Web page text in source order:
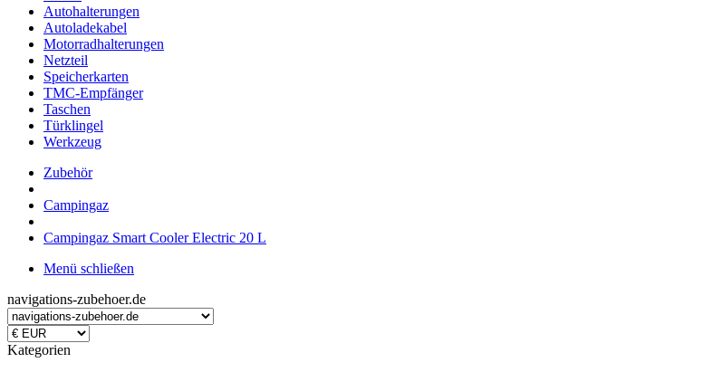
Autohalterungen
Autoladekabel
Motorradhalterungen
Netzteil
Speicherkarten
TMC-Empfänger
Taschen
Türklingel
Werkzeug
Zubehör
Campingaz
Campingaz Smart Cooler Electric 20 L
Menü schließen
navigations-zubehoer.de
Kategorien